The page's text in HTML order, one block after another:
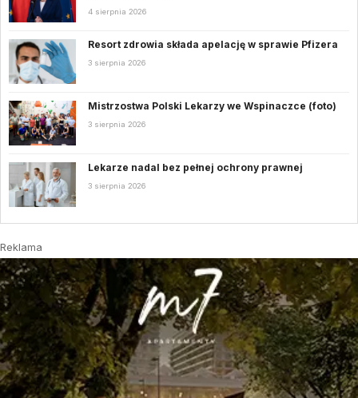
4 sierpnia 2026
Resort zdrowia składa apelację w sprawie Pfizera
3 sierpnia 2026
Mistrzostwa Polski Lekarzy we Wspinaczce (foto)
3 sierpnia 2026
Lekarze nadal bez pełnej ochrony prawnej
3 sierpnia 2026
Reklama